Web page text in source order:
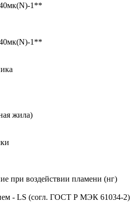
1**
1**
жила)
при воздействии пламени (нг)
- LS (согл. ГОСТ Р МЭК 61034-2)